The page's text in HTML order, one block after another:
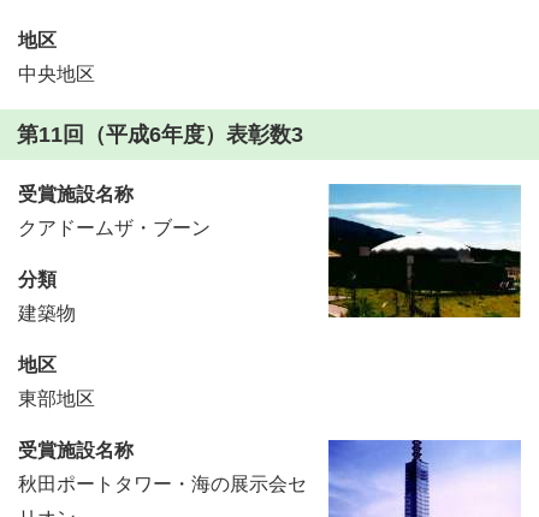
地区
中央地区
第11回（平成6年度）表彰数3
受賞施設名称
クアドームザ・ブーン
分類
建築物
地区
東部地区
受賞施設名称
秋田ポートタワー・海の展示会セ